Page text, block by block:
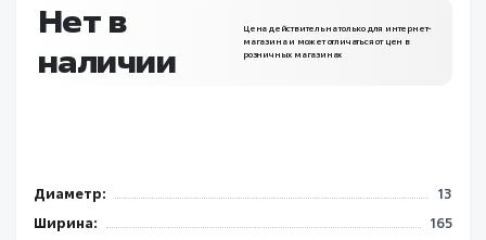
Нет в
наличии
Цена действительна только для интернет-
магазина и может отличаться от цен в
розничных магазинах
Диаметр:
13
Ширина:
165